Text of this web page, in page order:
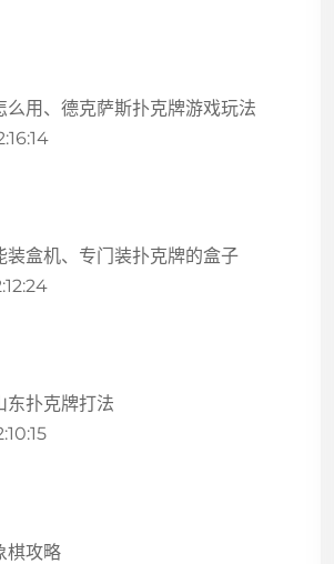
么用、德克萨斯扑克牌游戏玩法
装盒机、专门装扑克牌的盒子
东扑克牌打法
棋攻略